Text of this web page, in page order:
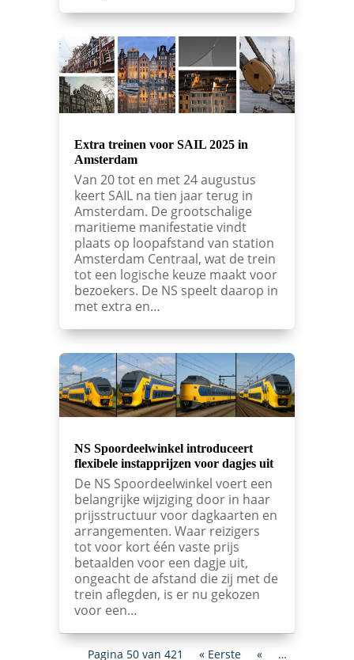
Extra treinen voor SAIL 2025 in
Amsterdam
Van 20 tot en met 24 augustus
keert SAIL na tien jaar terug in
Amsterdam. De grootschalige
maritieme manifestatie vindt
plaats op loopafstand van station
Amsterdam Centraal, wat de trein
tot een logische keuze maakt voor
bezoekers. De NS speelt daarop in
met extra en…
NS Spoordeelwinkel introduceert
flexibele instapprijzen voor dagjes uit
De NS Spoordeelwinkel voert een
belangrijke wijziging door in haar
prijsstructuur voor dagkaarten en
arrangementen. Waar reizigers
tot voor kort één vaste prijs
betaalden voor een dagje uit,
ongeacht de afstand die zij met de
trein aflegden, is er nu gekozen
voor een…
Pagina 50 van 421 « Eerste « …